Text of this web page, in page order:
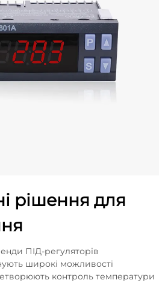
рішення для
ПІД-регуляторів
широкі можливості
контроль температури